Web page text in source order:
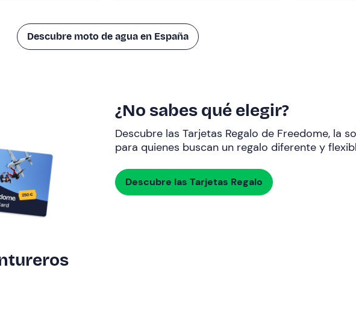
Descubre moto de agua en España
¿No sabes qué elegir?
Descubre las Tarjetas Regalo de Freedome, la
para quienes buscan un regalo diferente y
Descubre las Tarjetas Regalo